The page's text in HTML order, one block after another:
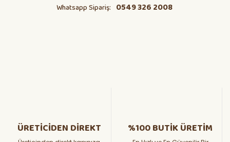
Whatsapp Sipariş: 0549 326 2008
ÜRETİCİDEN DİREKT %100 BUTİK ÜRETİM